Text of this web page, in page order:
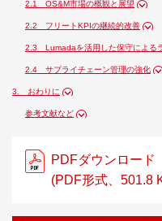
2.1 OS&M市場の概観と展望
2.2 フリートKPIの継続的改善
2.3 Lumadaを活用した保守による
2.4 サプライチェーン管理の強化
3. おわりに
参考文献など
PDFダウンロード
(PDF形式、501.8